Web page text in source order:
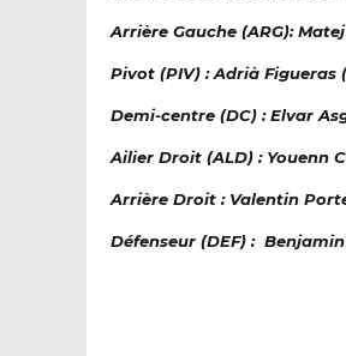
Arrière Gauche (ARG):
Pivot (PIV) : Adrià Figueras
Demi-centre (DC) : Elvar
Ailier Droit (ALD) : Youenn
Arrière Droit : Valentin
Défenseur (DEF) :